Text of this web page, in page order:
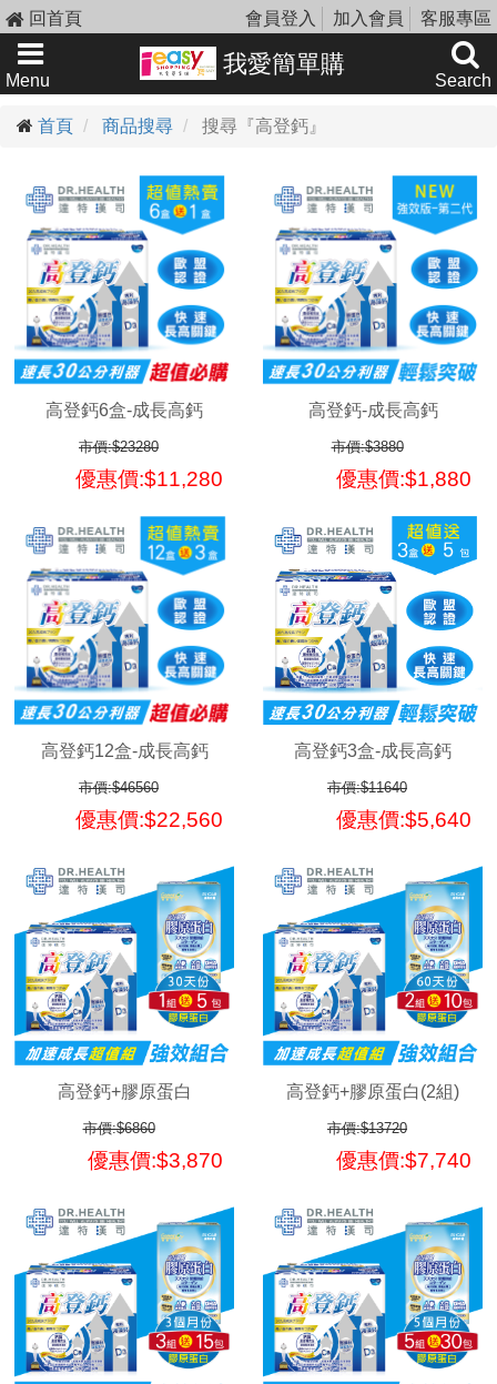
回首頁 會員登入 加入會員 客服專區
Menu
我愛簡單購
Search
首頁 商品搜尋 搜尋『高登鈣』
高登鈣6盒-成長高鈣
市價:$23280
優惠價:$11,280
高登鈣-成長高鈣
市價:$3880
優惠價:$1,880
高登鈣12盒-成長高鈣
市價:$46560
優惠價:$22,560
高登鈣3盒-成長高鈣
市價:$11640
優惠價:$5,640
高登鈣+膠原蛋白
市價:$6860
優惠價:$3,870
高登鈣+膠原蛋白(2組)
市價:$13720
優惠價:$7,740